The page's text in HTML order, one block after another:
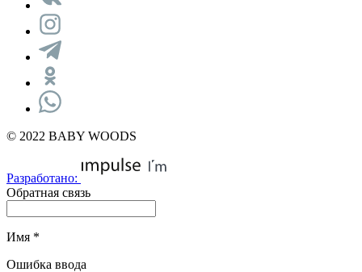
© 2022 BABY WOODS
Разработано:
Обратная связь
Имя *
Ошибка ввода